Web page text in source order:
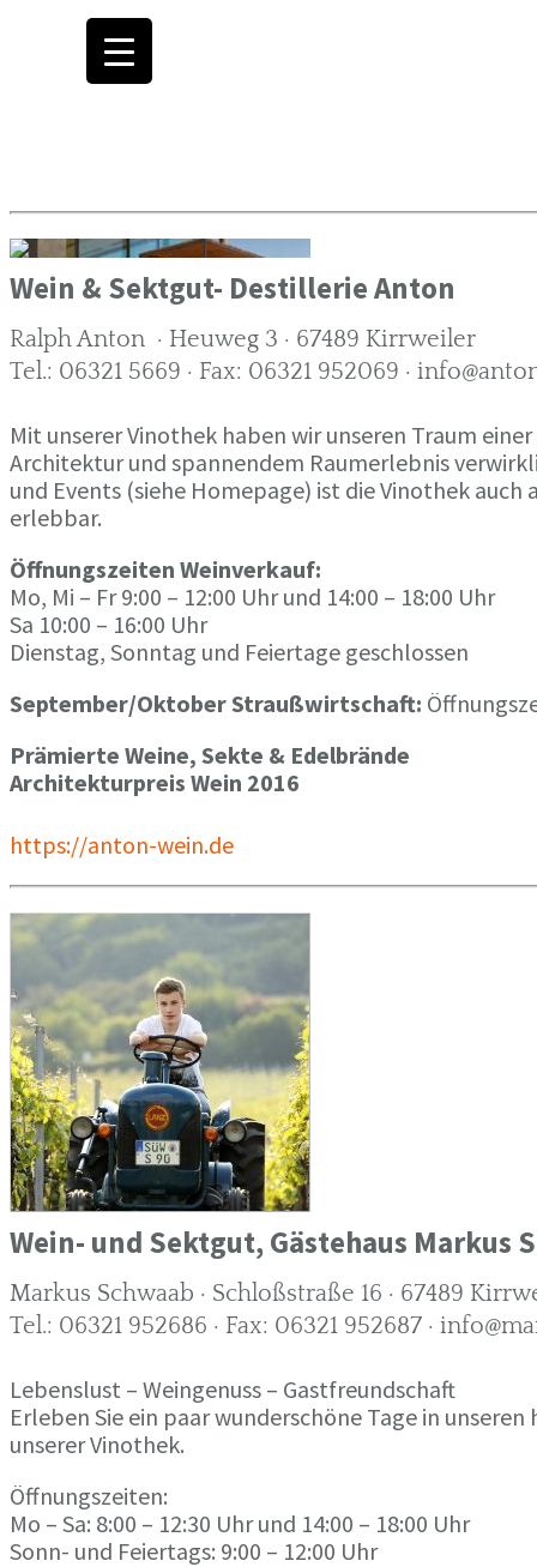
Wein & Sektgut- Destillerie Anton
Ralph Anton · Heuweg 3 · 67489 Kirrweiler
Tel.: 06321 5669 · Fax: 06321 952069 ·
Mit unserer Vinothek haben wir unseren Traum
Architektur und spannendem Raumerlebnis
und Events (siehe Homepage) ist die Vinothek
erlebbar.
Öffnungszeiten Weinverkauf:
Mo, Mi – Fr 9:00 – 12:00 Uhr und 14:00 – 18:00 Uhr
Sa 10:00 – 16:00 Uhr
Dienstag, Sonntag und Feiertage geschlossen
September/Oktober Straußwirtschaft:
Prämierte Weine, Sekte & Edelbrände
Architekturpreis Wein 2016
https://anton-wein.de
Wein- und Sektgut, Gästehaus Markus
Markus Schwaab · Schloßstraße 16 · 67489
Tel.: 06321 952686 · Fax: 06321 952687 ·
Lebenslust – Weingenuss – Gastfreundschaft
Erleben Sie ein paar wunderschöne Tage in
unserer Vinothek.
Öffnungszeiten:
Mo – Sa: 8:00 – 12:30 Uhr und 14:00 – 18:00 Uhr
Sonn- und Feiertags: 9:00 – 12:00 Uhr